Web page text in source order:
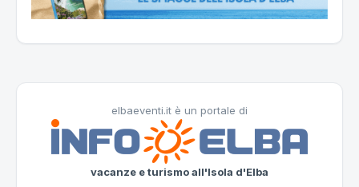
elbaeventi.it è un portale di
vacanze e turismo all'Isola d'Elba